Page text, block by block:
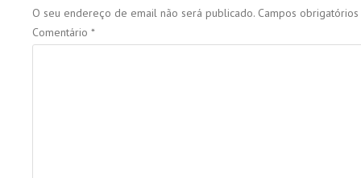
O seu endereço de email não será publicado. Campos
Comentário *